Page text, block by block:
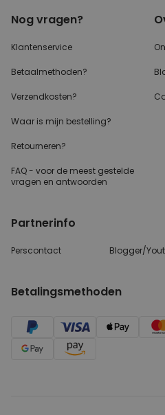
Nog vragen?
Klantenservice
Betaalmethoden?
Verzendkosten?
Waar is mijn bestelling?
Retourneren?
FAQ - voor de meest gestelde
vragen en antwoorden
Partnerinfo
Perscontact Blogger/
Betalingsmethoden